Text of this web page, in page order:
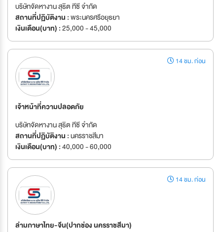
บริษัทจัดหางาน สุธิต ทีซี จำกัด
สถานที่ปฏิบัติงาน :พระนครศรีอยุธยา
เงินเดือน(บาท) :25,000 - 45,000
14 ชม. ก่อน
เจ้าหน้าที่ความปลอดภัย
บริษัทจัดหางาน สุธิต ทีซี จำกัด
สถานที่ปฏิบัติงาน :นครราชสีมา
เงินเดือน(บาท) :40,000 - 60,000
14 ชม. ก่อน
ล่ามภาษาไทย-จีน(ปากช่อง นครราชสีมา)